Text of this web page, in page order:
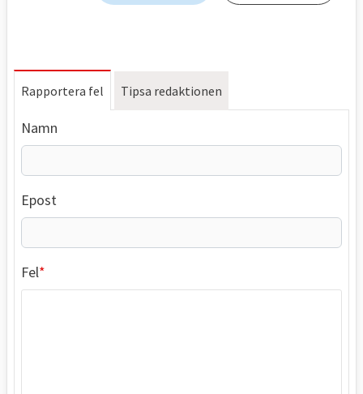
Rapportera fel Tipsa redaktionen
Namn
Epost
Fel